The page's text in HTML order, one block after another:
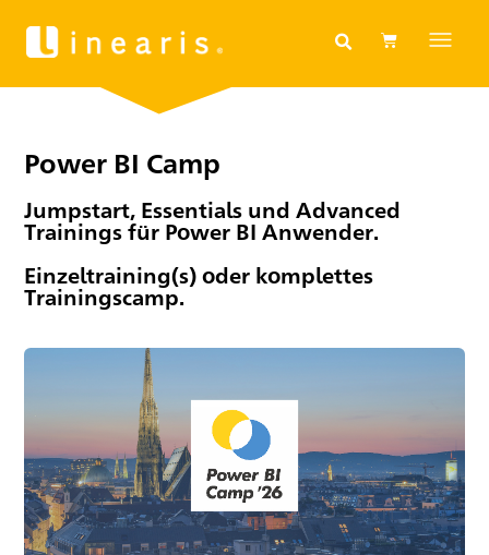
Power BI Camp
Jumpstart, Essentials und Advanced
Trainings für Power BI Anwender.
Einzeltraining(s) oder komplettes
Trainingscamp.